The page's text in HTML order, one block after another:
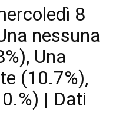
8
nessuna
Una
(10.7%),
| Dati